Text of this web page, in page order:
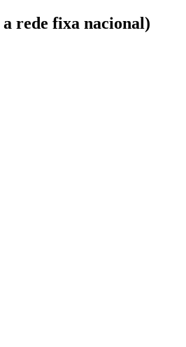
rede fixa nacional)